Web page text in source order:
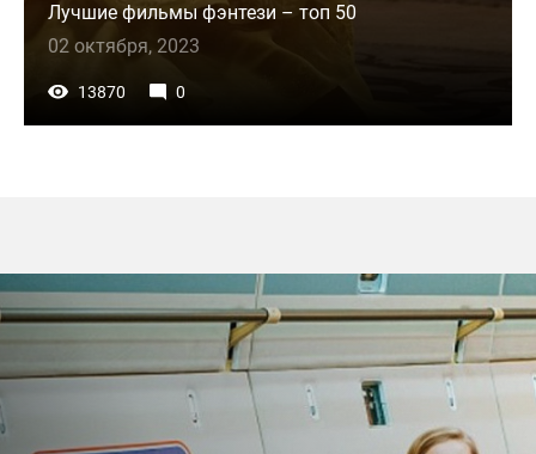
Лучшие фильмы фэнтези – топ 50
02 октября, 2023
13870 0